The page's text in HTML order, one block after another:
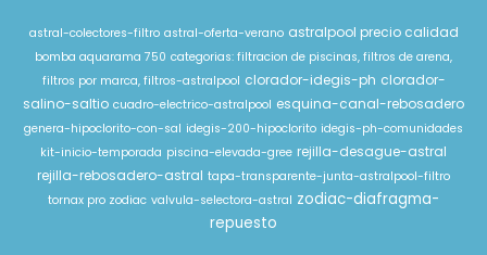
astral-colectores-filtro astral-oferta-verano astralpool precio calidad
bomba aquarama 750 categorias: filtracion de piscinas, filtros de arena,
filtros por marca, filtros-astralpool clorador-idegis-ph clorador-
salino-saltio cuadro-electrico-astralpool esquina-canal-rebosadero
genera-hipoclorito-con-sal idegis-200-hipoclorito idegis-ph-comunidades
kit-inicio-temporada piscina-elevada-gree rejilla-desague-astral
rejilla-rebosadero-astral tapa-transparente-junta-astralpool-filtro
tornax pro zodiac valvula-selectora-astral zodiac-diafragma-
repuesto